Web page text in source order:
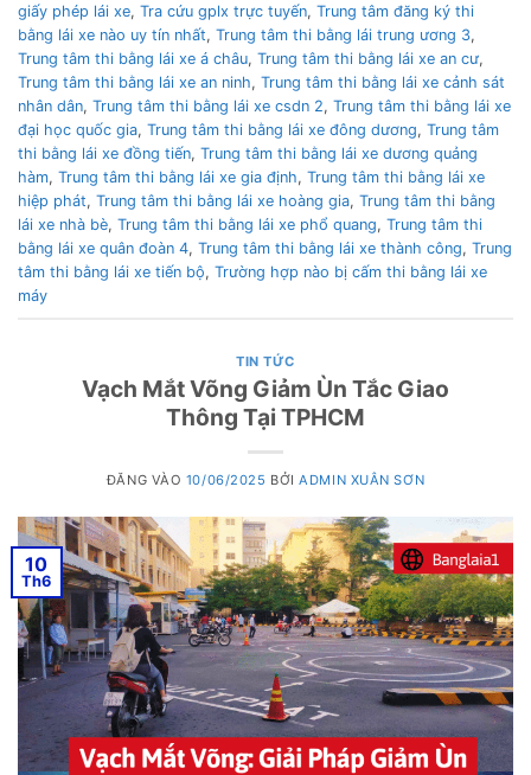
giấy phép lái xe, Tra cứu gplx trực tuyến, Trung tâm đăng ký thi
bằng lái xe nào uy tín nhất, Trung tâm thi bằng lái trung ương 3,
Trung tâm thi bằng lái xe á châu, Trung tâm thi bằng lái xe an cư,
Trung tâm thi bằng lái xe an ninh, Trung tâm thi bằng lái xe cảnh sát
nhân dân, Trung tâm thi bằng lái xe csdn 2, Trung tâm thi bằng lái xe
đại học quốc gia, Trung tâm thi bằng lái xe đông dương, Trung tâm
thi bằng lái xe đồng tiến, Trung tâm thi bằng lái xe dương quảng
hàm, Trung tâm thi bằng lái xe gia định, Trung tâm thi bằng lái xe
hiệp phát, Trung tâm thi bằng lái xe hoàng gia, Trung tâm thi bằng
lái xe nhà bè, Trung tâm thi bằng lái xe phổ quang, Trung tâm thi
bằng lái xe quân đoàn 4, Trung tâm thi bằng lái xe thành công, Trung
tâm thi bằng lái xe tiến bộ, Trường hợp nào bị cấm thi bằng lái xe
máy
TIN TỨC
Vạch Mắt Võng Giảm Ùn Tắc Giao
Thông Tại TPHCM
ĐĂNG VÀO 10/06/2025 BỞIADMIN XUÂN SƠN
10
Th6